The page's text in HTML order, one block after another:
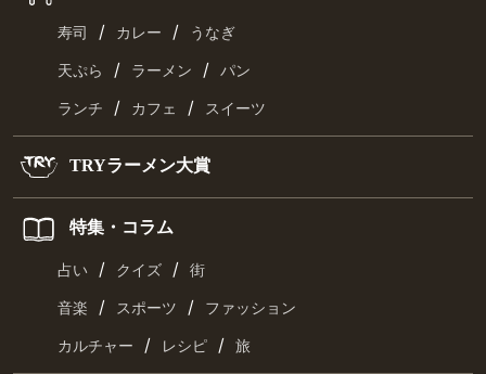
寿司 / カレー / うなぎ
天ぷら / ラーメン / パン
ランチ / カフェ / スイーツ
TRYラーメン大賞
特集・コラム
占い / クイズ / 街
音楽 / スポーツ / ファッション
カルチャー / レシピ / 旅